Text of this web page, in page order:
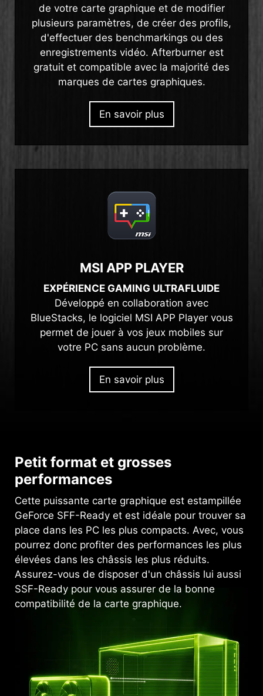
de votre carte graphique et de modifier
plusieurs paramètres, de créer des profils,
d'effectuer des benchmarkings ou des
enregistrements vidéo. Afterburner est
gratuit et compatible avec la majorité des
marques de cartes graphiques.
En savoir plus
MSI APP PLAYER
EXPÉRIENCE GAMING ULTRAFLUIDE
Développé en collaboration avec
BlueStacks, le logiciel MSI APP Player vous
permet de jouer à vos jeux mobiles sur
votre PC sans aucun problème.
En savoir plus
Petit format et grosses
performances
Cette puissante carte graphique est estampillée
GeForce SFF-Ready et est idéale pour trouver sa
place dans les PC les plus compacts. Avec, vous
pourrez donc profiter des performances les plus
élevées dans les châssis les plus réduits.
Assurez-vous de disposer d'un châssis lui aussi
SSF-Ready pour vous assurer de la bonne
compatibilité de la carte graphique.